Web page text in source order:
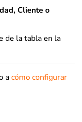
Cliente o
de la tabla en la
acómo configurar